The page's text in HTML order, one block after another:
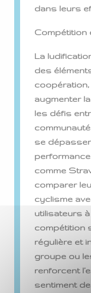
dans leurs
Compétition
La
des
augmenter
les défis
se
comme
comparer
cyclisme
utilisateurs
compétition
régulière et
groupe ou
renforcent
sentiment